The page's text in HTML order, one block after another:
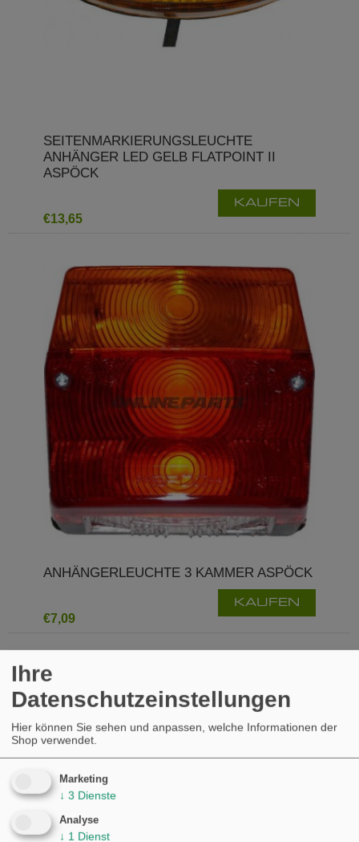
SEITENMARKIERUNGSLEUCHTE
ANHÄNGER LED GELB FLATPOINT II
ASPÖCK
€13,65
KAUFEN
ANHÄNGERLEUCHTE 3 KAMMER ASPÖCK
€7,09
KAUFEN
Ihre
Datenschutzeinstellungen
Hier können Sie sehen und anpassen, welche Informationen der
Shop verwendet.
Marketing
↓ 3 Dienste
Analyse
↓ 1 Dienst